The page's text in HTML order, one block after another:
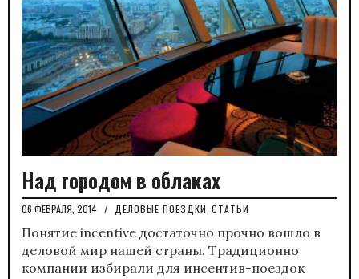
Над городом в облаках
06 ФЕВРАЛЯ, 2014 / ДЕЛОВЫЕ ПОЕЗДКИ СТАТЬИ
Понятие incentive достаточно прочно вошло в
деловой мир нашей страны. Традиционно
компании избирали для инсентив-поездок